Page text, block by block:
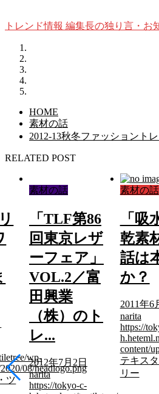
トレンド情報 編集長の独り言・お
HOME
素材の話
2012-13秋冬ファッショント
RELATED POST
wp-
08/headlogo.png
ツ
素材の話
「TLF第86
回東京レザ
ーフェア」
VOL.2／富
田興業
（株）のト
レ...
2012年7月2日
narita
https://tokyo-c-
素材の話
「吸
乾素
話は
か？
2011年6
narita
https://
content/
テキス
リー